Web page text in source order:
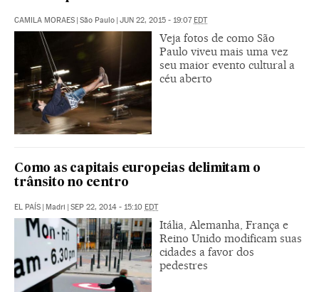
CAMILA MORAES São Paulo JUN 22, 2015 - 19:07 EDT
Veja fotos de como São
Paulo viveu mais uma vez
seu maior evento cultural a
céu aberto
Como as capitais europeias delimitam o
trânsito no centro
EL PAÍS | Madri | SEP 22, 2014 - 15:10 EDT
Itália, Alemanha, França e
Reino Unido modificam suas
cidades a favor dos
pedestres